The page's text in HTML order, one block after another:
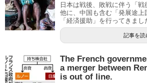
日本は戦後、敗戦に伴う「
他に、中国も含む「発展途上
「経済援助」を行ってきまし
記事を読
The French
a merger between
is out of line.